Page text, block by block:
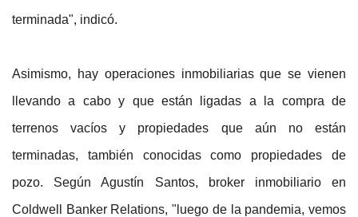
terminada", indicó.
Asimismo, hay operaciones inmobiliarias que se vienen
llevando a cabo y que están ligadas a la compra de
terrenos vacíos y propiedades que aún no están
terminadas, también conocidas como propiedades de
pozo. Según Agustín Santos, broker inmobiliario en
Coldwell Banker Relations, "luego de la pandemia, vemos